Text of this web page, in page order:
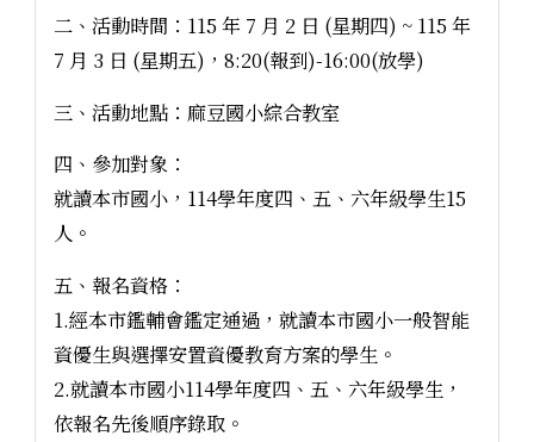
二、活動時間：115 年 7 月 2 日 (星期四) ~ 115 年
7 月 3 日 (星期五)，8:20(報到)-16:00(放學)
三、活動地點：麻豆國小綜合教室
四、參加對象：
就讀本市國小，114學年度四、五、六年級學生15
人。
五、報名資格：
1.經本市鑑輔會鑑定通過，就讀本市國小一般智能
資優生與選擇安置資優教育方案的學生。
2.就讀本市國小114學年度四、五、六年級學生，
依報名先後順序錄取。